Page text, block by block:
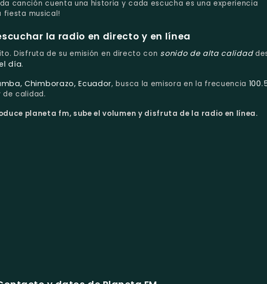
canción cuenta una historia y cada escucha es una experiencia
fiesta musical!
la radio en directo y en línea
Disfruta de su emisión en directo con sonido de alta calidad
día.
Chimborazo, Ecuador, busca la emisora en la frecuencia
de calidad.
planeta fm, sube el volumen y disfruta de la radio en línea.